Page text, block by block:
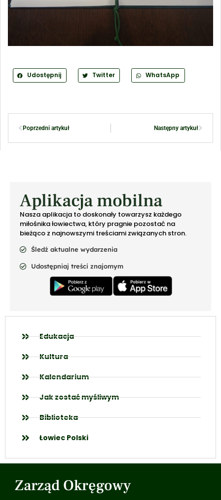
Udostępnij Twitter WhatsApp
Poprzedni artykuł Następny artykuł
Aplikacja mobilna
Nasza aplikacja to doskonały towarzysz każdego
miłośnika łowiectwa, który pragnie pozostać na
bieżąco z najnowszymi treściami związanych stron.
Śledź aktualne wydarzenia
Udostępniaj treści znajomym
Edukacja
Kultura
Kalendarium
Jak zostać myśliwym
Biblioteka
Łowiec Polski
Zarząd Okręgowy